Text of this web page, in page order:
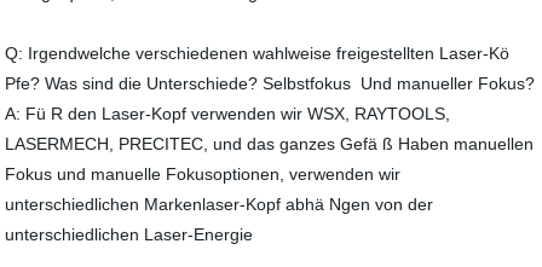
Q: Irgendwelche verschiedenen wahlweise freigestellten Laser-Kö
Pfe? Was sind die Unterschiede? Selbstfokus Und manueller Fokus?
A: Fü R den Laser-Kopf verwenden wir WSX, RAYTOOLS,
LASERMECH, PRECITEC, und das ganzes Gefä ß Haben manuellen
Fokus und manuelle Fokusoptionen, verwenden wir
unterschiedlichen Markenlaser-Kopf abhä Ngen von der
unterschiedlichen Laser-Energie